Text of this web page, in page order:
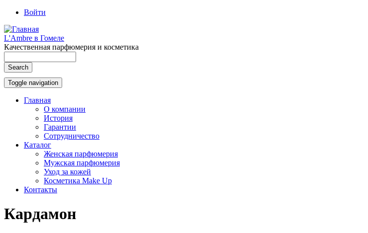
Перейти
основному
содержанию
User
account
menu
Войти
L'Ambre в Гомеле
Качественная парфюмерия и косметика
Search
Toggle navigation
navigation
Главная
О компании
История
Гарантии
Сотрудничество
Каталог
Женская парфюмерия
Мужская парфюмерия
Уход за кожей
Косметика Make Up
Контакты
Кардамон